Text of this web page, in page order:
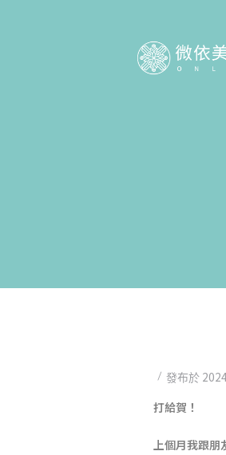
發布於
打給賀！
上個月我跟朋